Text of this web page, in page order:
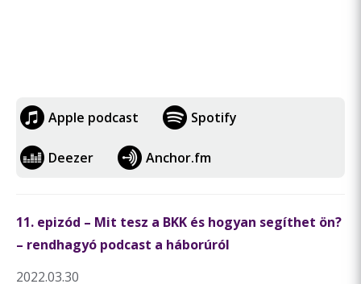
Apple podcast Spotify
Deezer Anchor.fm
11. epizód – Mit tesz a BKK és hogyan segíthet ön?
– rendhagyó podcast a háborúról
2022.03.30